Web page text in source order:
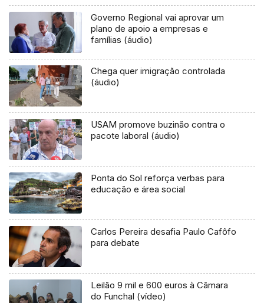
Governo Regional vai aprovar um
plano de apoio a empresas e
famílias (áudio)
Chega quer imigração controlada
(áudio)
USAM promove buzinão contra o
pacote laboral (áudio)
Ponta do Sol reforça verbas para
educação e área social
Carlos Pereira desafia Paulo Cafôfo
para debate
Leilão 9 mil e 600 euros à Câmara
do Funchal (vídeo)